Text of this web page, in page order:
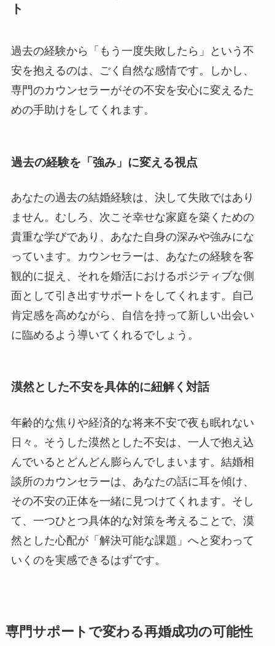
ト
過去の経験から「もう一度失敗したら」という不
安を抱えるのは、ごく自然な感情です。しかし、
専門のカウンセラーがその不安を安心に変えるた
めの手助けをしてくれます。
過去の経験を「強み」に変える視点
あなたの過去の結婚経験は、決して失敗ではあり
ません。むしろ、次こそ幸せな家庭を築くための
貴重な学びであり、あなた自身の深みや強みにな
っています。カウンセラーは、あなたの経験を客
観的に捉え、それを婚活におけるポジティブな側
面として引き出すサポートをしてくれます。自己
肯定感を高めながら、自信を持って新しい出会い
に臨めるよう導いてくれるでしょう。
漠然とした不安を具体的に紐解く対話
年齢的な焦りや経済的な将来不安で夜も眠れない
日々。そうした漠然とした不安は、一人で抱え込
んでいるとどんどん膨らんでしまいます。結婚相
談所のカウンセラーは、あなたの話に耳を傾け、
その不安の正体を一緒に見つけてくれます。そし
て、一つひとつ具体的な対策を考えることで、漠
然とした心配が「解決可能な課題」へと変わって
いくのを実感できるはずです。
専門サポートで変わる再婚成功の可能性